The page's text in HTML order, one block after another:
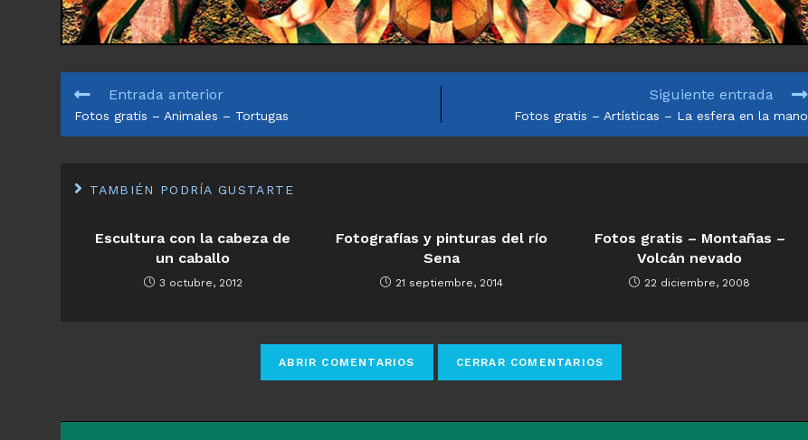
LEER
ARTÍCULOS
Entrada anterior
Fotos gratis – Animales – Tortugas
Siguiente entrada
Fotos gratis – Artísticas – La esfera en la mano
TAMBIÉN PODRÍA GUSTARTE
Escultura con la cabeza de
un caballo
3 octubre, 2012
Fotografías y pinturas del río
Sena
21 septiembre, 2014
Fotos gratis – Montañas –
Volcán nevado
22 diciembre, 2008